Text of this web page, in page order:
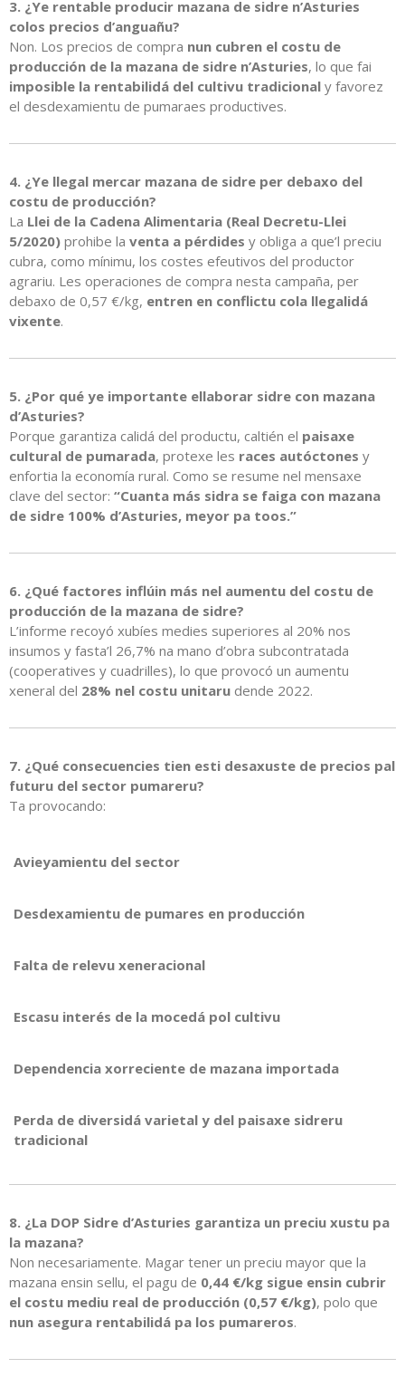
3. ¿Ye rentable producir mazana de sidre n’Asturies
colos precios d’anguañu?
Non. Los precios de compra nun cubren el costu de
producción de la mazana de sidre n’Asturies, lo que fai
imposible la rentabilidá del cultivu tradicional y favorez
el desdexamientu de pumaraes productives.
4. ¿Ye llegal mercar mazana de sidre per debaxo del
costu de producción?
La Llei de la Cadena Alimentaria (Real Decretu-Llei
5/2020) prohibe la venta a pérdides y obliga a que’l preciu
cubra, como mínimu, los costes efeutivos del productor
agrariu. Les operaciones de compra nesta campaña, per
debaxo de 0,57 €/kg, entren en conflictu cola llegalidá
vixente.
5. ¿Por qué ye importante ellaborar sidre con mazana
d’Asturies?
Porque garantiza calidá del productu, caltién el paisaxe
cultural de pumarada, protexe les races autóctones y
enfortia la economía rural. Como se resume nel mensaxe
clave del sector: “Cuanta más sidra se faiga con mazana
de sidre 100% d’Asturies, meyor pa toos.”
6. ¿Qué factores inflúin más nel aumentu del costu de
producción de la mazana de sidre?
L’informe recoyó xubíes medies superiores al 20% nos
insumos y fasta’l 26,7% na mano d’obra subcontratada
(cooperatives y cuadrilles), lo que provocó un aumentu
xeneral del 28% nel costu unitaru dende 2022.
7. ¿Qué consecuencies tien esti desaxuste de precios pal
futuru del sector pumareru?
Ta provocando:
Avieyamientu del sector
Desdexamientu de pumares en producción
Falta de relevu xeneracional
Escasu interés de la mocedá pol cultivu
Dependencia xorreciente de mazana importada
Perda de diversidá varietal y del paisaxe sidreru
tradicional
8. ¿La DOP Sidre d’Asturies garantiza un preciu xustu pa
la mazana?
Non necesariamente. Magar tener un preciu mayor que la
mazana ensin sellu, el pagu de 0,44 €/kg sigue ensin cubrir
el costu mediu real de producción (0,57 €/kg), polo que
nun asegura rentabilidá pa los pumareros.